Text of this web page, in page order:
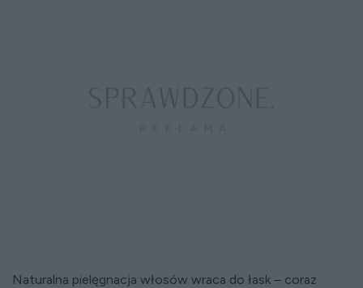
Naturalna pielęgnacja włosów wraca do łask – coraz